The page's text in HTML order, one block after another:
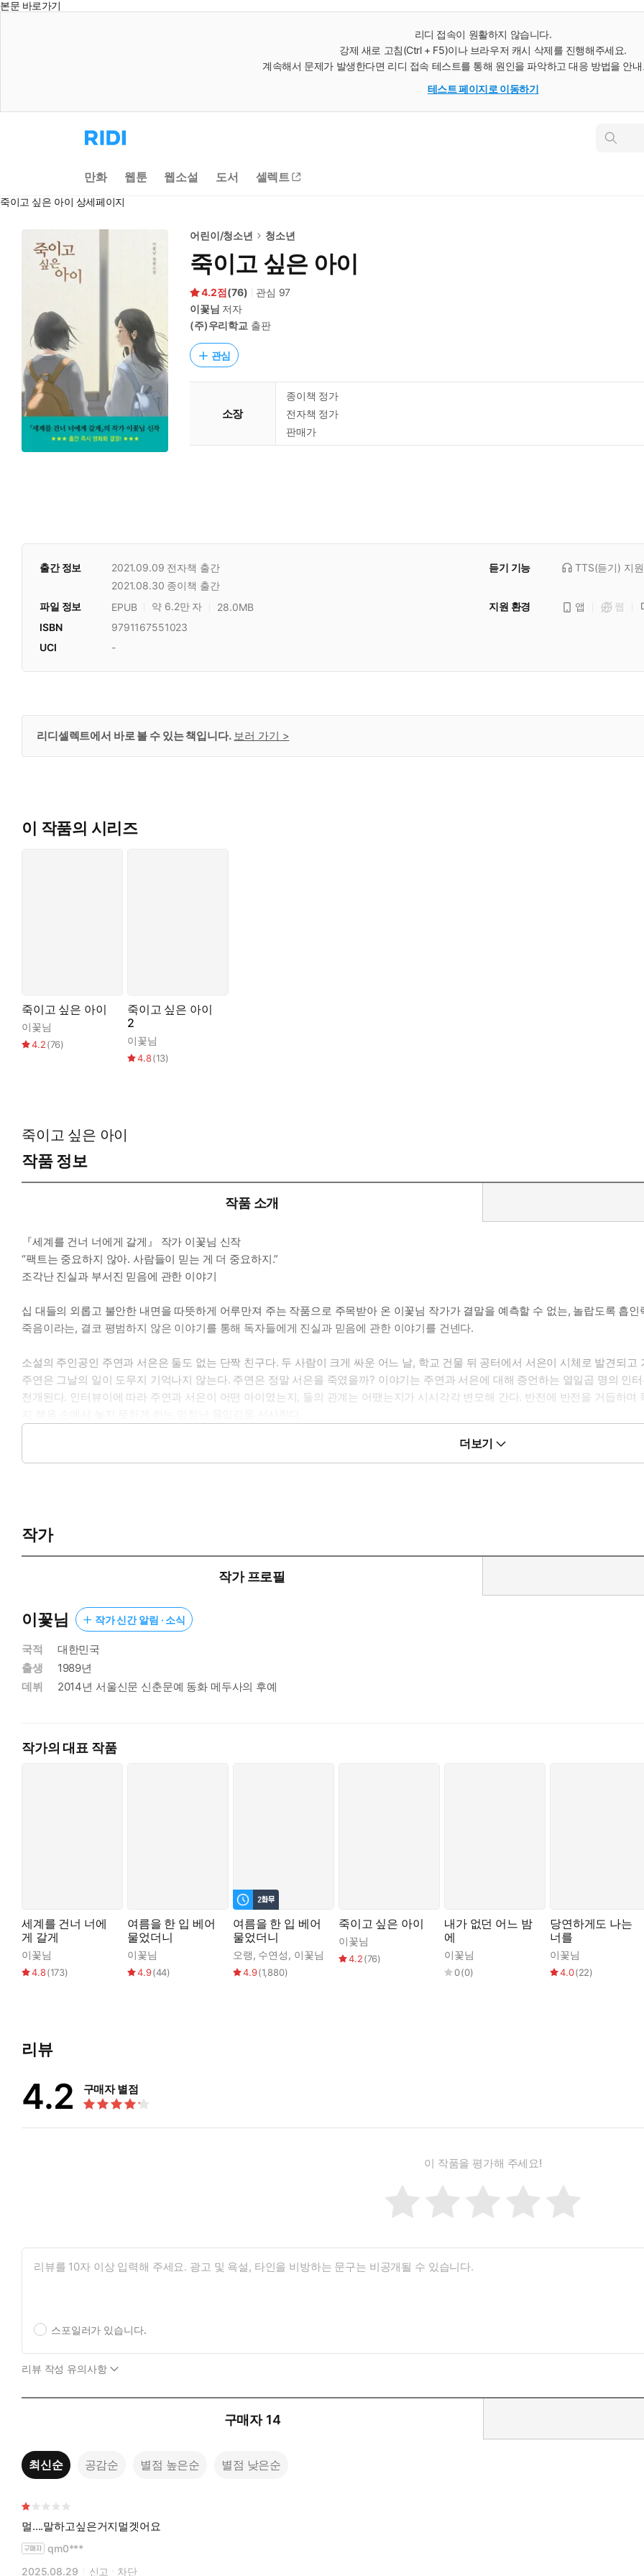
본문 바로가기
리디 접속이 원활하지 않습니다.
강제 새로 고침(Ctrl + F5)이나 브라우저 캐시 삭제를 진행해주세요.
계속해서 문제가 발생한다면 리디 접속 테스트를 통해 원인을 파악하고 대응 방법을 안
테스트 페이지로 이동하기
리
디
으
로
동
인
만화 웹툰 웹소설 도서 셀렉트
죽이고 싶은 아이 상세페이지
어린이/청소년 청소년
죽이고 싶은 아이
4.2 (76) 관심 97
이꽃님 저자
(주)우리학교 출판
관심
소장
종이책 정가
전자책 정가
판매가
출간 정보 2021.09.09 전자책 출간
2021.08.30 종이책 출간
듣기 기능 TTS(듣기) 지원
파일 정보 EPUB 약 6.2만 자 28.0MB 지원 환경 앱
웹
ISBN
9791167551023
UCI
-
리디셀렉트에서 바로 볼 수 있는 책입니다. 보러 가기 >
이 작품의 시리즈
죽이고 싶은 아이
이꽃님
4.2(76)
죽이고 싶은 아이
2
이꽃님
4.8(13)
죽이고 싶은 아이
작품 정보
작품 소개
『세계를 건너 너에게 갈게』 작가 이꽃님 신작
“팩트는 중요하지 않아. 사람들이 믿는 게 더 중요하지.”
조각난 진실과 부서진 믿음에 관한 이야기
십 대들의 외롭고 불안한 내면을 따뜻하게 어루만져 주는 작품으로 주목받아 온 이꽃님 작가가 결말을 예측할 수 없는, 놀랍도록 흡
죽음이라는, 결코 평범하지 않은 이야기를 통해 독자들에게 진실과 믿음에 관한 이야기를 건넨다.
소설의 주인공인 주연과 서은은 둘도 없는 단짝 친구다. 두 사람이 크게 싸운 어느 날, 학교 건물 뒤 공터에서 서은이 시체로 발견되
주연은 그날의 일이 도무지 기억나지 않는다. 주연은 정말 서은을 죽였을까? 이야기는 주연과 서은에 대해 증언하는 열일곱 명의 인
전개된다. 인터뷰이에 따라 주연과 서은이 어떤 아이였는지, 둘의 관계는 어땠는지가 시시각각 변모해 간다. 반전에 반전을 거듭하
『죽이고 싶은 아이』는 보이는 대로만 보고 듣고 싶은 말만 듣고 믿고 싶은 것만 믿는 사람들로 가득한 세상이 얼마나 야만적인지
십 대들에게 건네는 다정한 위로였다면, 『죽이고 싶은 아이』는 십 대들의 곁에 선 작가가 진실이 멋대로 편집되고 소비되는 세상에
더보기
작가
작가 프로필
이꽃님 작가 신간 알림 · 소식
국적
대한민국
출생
1989년
데뷔
2014년 서울신문 신춘문예 동화 메두사의 후예
작가의 대표 작품
세계를 건너 너에
게 갈게
이꽃님
4.8(173)
여름을 한 입 베어
물었더니
이꽃님
4.9(44)
여름을 한 입 베어
물었더니
오랭, 수연성, 이꽃님
4.9(1,880)
죽이고 싶은 아이
이꽃님
4.2(76)
내가 없던 어느 밤
에
이꽃님
0(0)
당연하게도 나는
너를
이꽃님
4.0(22)
리뷰
4.2 구매자 별점
이 작품을 평가해 주세요!
스포일러가 있습니다.
리뷰 작성 유의사항
구매자 14
최신순 공감순 별점 높은순 별점 낮은순
멀....말하고싶은거지멀겟어요
qm0***
2025.08.29
신고 차단